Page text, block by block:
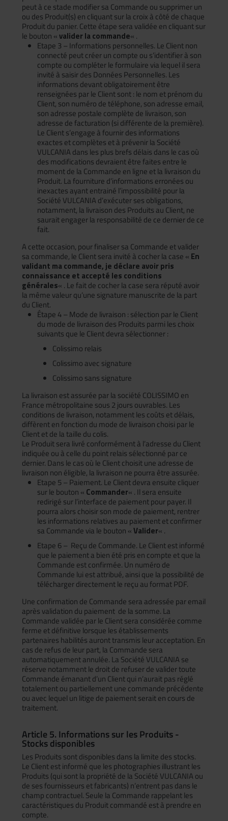
peut à ce stade modifier sa Commande ou supprimer un
ou des Produit(s) en cliquant sur la croix à côté de chaque
Produit du panier. Cette étape sera validée en cliquant sur
le bouton «valider la commande« .
Etape 3 – Informations personnelles. Le Client non
connecté peut créer un compte ou s’identifier à son
compte ou compléter le formulaire via lequel il sera
invité à saisir des Données Personnelles. Les
informations devant obligatoirement être
renseignées par le Client sont : le nom et prénom du
Client, son numéro de téléphone, son adresse email,
son adresse postale complète de livraison, son
adresse de facturation (si différente de la première).
Le Client s’engage à fournir des informations
exactes et complètes et à prévenir la Société
VULCANIA dans les plus brefs délais dans le cas où
des modifications devraient être faites entre le
moment de la Commande en ligne et la livraison du
Produit. La fourniture d’informations erronées ou
inexactes ayant entrainé l’impossibilité pour la
Société VULCANIA d’exécuter ses obligations,
notamment, la livraison des Produits au Client, ne
saurait engager la responsabilité de ce dernier de ce
fait.
A cette occasion, pour finaliser sa Commande et valider
sa commande, le Client sera invité à cocher la case « En
validant ma commande, je déclare avoir pris
connaissance et accepté les conditions
générales« . Le fait de cocher la case sera réputé avoir
la même valeur qu’une signature manuscrite de la part
du Client.
Étape 4 – Mode de livraison : sélection par le Client
du mode de livraison des Produits parmi les choix
suivants que le Client devra sélectionner :
Colissimo relais
Colissimo avec signature
Colissimo sans signature
La livraison est assurée par la société COLISSIMO en
France métropolitaine sous 2 jours ouvrables. Les
conditions de livraison, notamment les coûts et délais,
diffèrent en fonction du mode de livraison choisi par le
Client et de la taille du colis.
Le Produit sera livré conformément à l’adresse du Client
indiquée ou à celle du point relais sélectionné par ce
dernier. Dans le cas où le Client choisit une adresse de
livraison non éligible, la livraison ne pourra être assurée.
Etape 5 – Paiement. Le Client devra ensuite cliquer
sur le bouton « Commander« . Il sera ensuite
redirigé sur l’interface de paiement pour payer. Il
pourra alors choisir son mode de paiement, rentrer
les informations relatives au paiement et confirmer
sa Commande via le bouton «Valider« .
Etape 6 – Reçu de Commande. Le Client est informé
que le paiement a bien été pris en compte et que la
Commande est confirmée. Un numéro de
Commande lui est attribué, ainsi que la possibilité de
télécharger directement le reçu au format PDF.
Une confirmation de Commande sera adressée par email
après validation du paiement de la somme. La
Commande validée par le Client sera considérée comme
ferme et définitive lorsque les établissements
partenaires habilités auront transmis leur acceptation. En
cas de refus de leur part, la Commande sera
automatiquement annulée. La Société VULCANIA se
réserve notamment le droit de refuser de valider toute
Commande émanant d’un Client qui n’aurait pas réglé
totalement ou partiellement une commande précédente
ou avec lequel un litige de paiement serait en cours de
traitement.
Article 5. Informations sur les Produits -
Stocks disponibles
Les Produits sont disponibles dans la limite des stocks.
Le Client est informé que les photographies illustrant les
Produits (qui sont la propriété de la Société VULCANIA ou
de ses fournisseurs et fabricants) n’entrent pas dans le
champ contractuel. Seule la Commande rappelant les
caractéristiques du Produit commandé est à prendre en
compte.